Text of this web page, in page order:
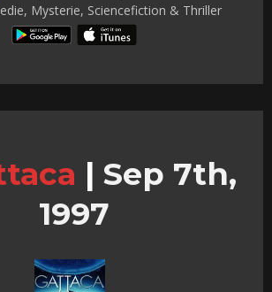
Mysterie, Sciencefiction & Thriller
| Sep 7th,
1997